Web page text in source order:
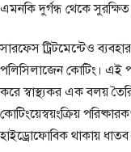
এমনকি দুর্গন্ধ থেকে
সারফেস ট্রিটমেন্টেও
পলিসিলাজেন কোটিং। এই
করে স্বাস্থ্যকর এক বলয়
কোটিংয়েস্বয়ংক্রিয়
হাইড্রোফোবিক থাকায়